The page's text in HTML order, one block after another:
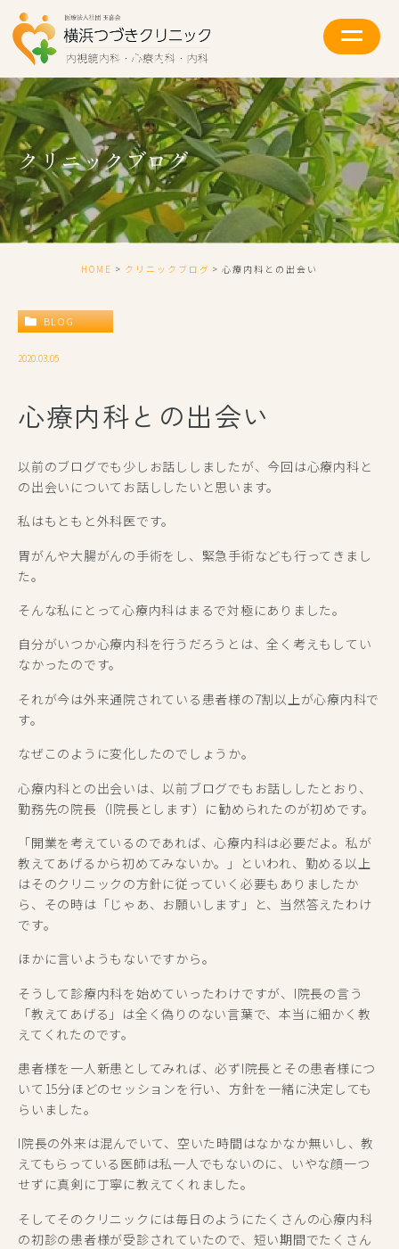
クリニックブログ
HOME クリニックブログ 心療内科との出会い
BLOG
2020.03.05
心療内科との出会い
以前のブログでも少しお話ししましたが、今回は心療内科と
の出会いについてお話ししたいと思います。
私はもともと外科医です。
胃がんや大腸がんの手術をし、緊急手術なども行ってきまし
た。
そんな私にとって心療内科はまるで対極にありました。
自分がいつか心療内科を行うだろうとは、全く考えもしてい
なかったのです。
それが今は外来通院されている患者様の7割以上が心療内科で
す。
なぜこのように変化したのでしょうか。
心療内科との出会いは、以前ブログでもお話ししたとおり、
勤務先の院長（I院長とします）に勧められたのが初めです。
「開業を考えているのであれば、心療内科は必要だよ。私が
教えてあげるから初めてみないか。」といわれ、勤める以上
はそのクリニックの方針に従っていく必要もありましたか
ら、その時は「じゃあ、お願いします」と、当然答えたわけ
です。
ほかに言いようもないですから。
そうして診療内科を始めていったわけですが、I院長の言う
「教えてあげる」は全く偽りのない言葉で、本当に細かく教
えてくれたのです。
患者様を一人新患としてみれば、必ずI院長とその患者様につ
いて15分ほどのセッションを行い、方針を一緒に決定しても
らいました。
I院長の外来は混んでいて、空いた時間はなかなか無いし、教
えてもらっている医師は私一人でもないのに、いやな顔一つ
せずに真剣に丁寧に教えてくれました。
そしてそのクリニックには毎日のようにたくさんの心療内科
の初診の患者様が受診されていたので、短い期間でたくさん